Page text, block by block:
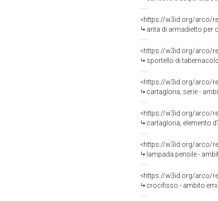
<https://w3id.org/arco/
anta di armadietto per
<https://w3id.org/arco/
sportello di
<https://w3id.org/arco/
cartagloria, serie -
<https://w3id.org/arco/
cartagloria, elemento
<https://w3id.org/arco/
lampada pensile -
<https://w3id.org/arco/
crocifisso - ambito